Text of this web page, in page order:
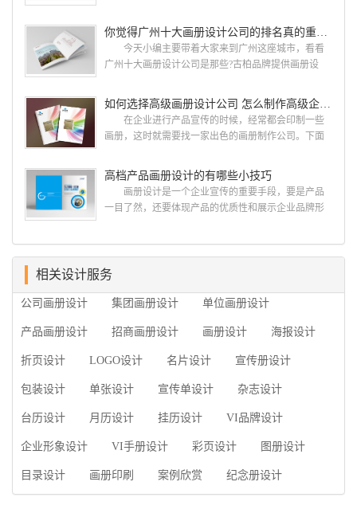
国网络应用的现状和趋势有很深的...
设计画册设计两个都是不能缺少的。标志设计画册设
计 简练、概括、完美!即要成功到几乎找不至更好
的替代方案的程度是我们的目标，其难度比之其它任
用目的、适用范畴并深刻...
你觉得广州十大画册设计公司的排名真的重要吗？
今天小编主要带着大家来到广州这座城市，看看
广州十大画册设计公司是那些?古柏品牌提供画册设
计经验,服务过3000多家的广州集团/单位/产品/目录画
册设计/印刷公司。相信不少喜欢设计的小伙伴都会对
今天的内容感兴趣吧! 一、广州的古柏设计 古
广的专业...
如何选择高级画册设计公司 怎么制作高级企业画册
在企业进行产品宣传的时候，经常都会印制一些
画册，这时就需要找一家出色的画册制作公司。下面
司，怎么制作高级企业画册?高级画册设计公司 如
何选择高级画册设计公司 首先是员工的能力是否
过硬。这包括调研人员观察捕捉信息、与企业顺利沟
练掌握制作软件，深谙画册设...
高档产品画册设计的有哪些小技巧
画册设计是一个企业宣传的重要手段，要是产品
一目了然，还要体现产品的优质性和展示企业品牌形
产品画册设计要注重企业文化，引起客户关注 现
在企业都在使用产品画册来进行市场宣传，高档产品
个成功的高档产品画册设计，能够将一个公司的企业
相关设计服务
公司画册设计 集团画册设计 单位画册设计
产品画册设计 招商画册设计 画册设计 海报设计
折页设计 LOGO设计 名片设计 宣传册设计
包装设计 单张设计 宣传单设计 杂志设计
台历设计 月历设计 挂历设计 VI品牌设计
企业形象设计 VI手册设计 彩页设计 图册设计
目录设计 画册印刷 案例欣赏 纪念册设计